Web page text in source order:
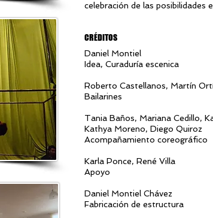
celebración de las posibilidades
CRÉDITOS
Daniel Montiel
Idea, Curaduría escenica
Roberto Castellanos, Martín
Bailarines
Tania Baños, Mariana Cedillo,
Kathya Moreno, Diego Quiroz
Acompañamiento coreográfico
Karla Ponce, René Villa
Apoyo
Daniel Montiel Chávez
Fabricación de estructura